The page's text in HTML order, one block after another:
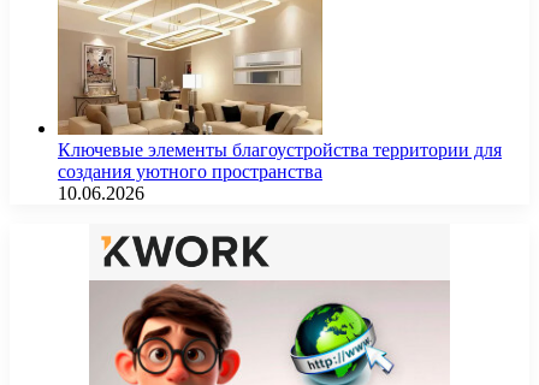
Ключевые элементы благоустройства территории для
создания уютного пространства
10.06.2026